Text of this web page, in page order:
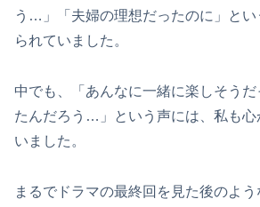
う…」「夫婦の理想だったのに」と
られていました。
中でも、「あんなに一緒に楽しそう
たんだろう…」という声には、私も心
いました。
まるでドラマの最終回を見た後のよ